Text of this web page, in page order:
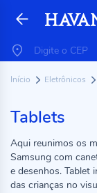
Início Eletrônicos
Tablets
Aqui reunimos os
Samsung com
e desenhos. Tablet
das crianças no